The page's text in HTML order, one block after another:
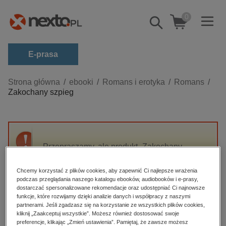
Pokaż/schowaj
wyszukiwarkę
0
E-prasa
Kategorie
Zobacz wszystkie E-prasa
budownictwo, aranżacja wnętrz
darmowe wydania
edukacja
hobby, sport, rozrywka
komputery, internet, technologie, informatyka
Strona główna ebooki Romans i erotyka
Romans
Zakochany szpieg
Przepraszamy, ale produkt „Zakochany
High-contrast mode
Polecane
Chcemy korzystać z plików cookies, aby zapewnić Ci najlepsze wrażenia
podczas przeglądania naszego katalogu ebooków, audiobooków i e-prasy,
dostarczać spersonalizowane rekomendacje oraz udostępniać Ci najnowsze
funkcje, które rozwijamy dzięki analizie danych i współpracy z naszymi
partnerami. Jeśli zgadzasz się na korzystanie ze wszystkich plików cookies,
kliknij „Zaakceptuj wszystkie”. Możesz również dostosować swoje
preferencje, klikając „Zmień ustawienia”. Pamiętaj, że zawsze możesz